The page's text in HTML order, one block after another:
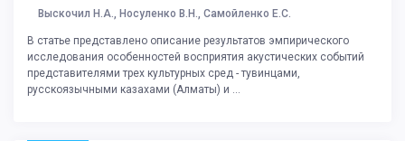
Выскочил Н.А., Носуленко В.Н., Самойленко Е.С.
В статье представлено описание результатов эмпирического
исследования особенностей восприятия акустических событий
представителями трех культурных сред - тувинцами,
русскоязычными казахами (Алматы) и ...